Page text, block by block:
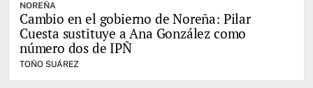
NOREÑA
Cambio en el gobierno de Noreña: Pilar
Cuesta sustituye a Ana González como
número dos de IPÑ
TOÑO SUÁREZ